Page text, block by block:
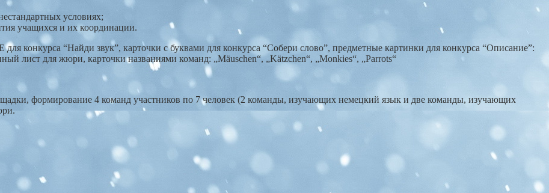
условиях;
учащихся и их координации.
для конкурса “Найди звук”, карточки с буквами для конкурса “Собери слово”, предметные картинки для конкурса “Описание”:
лист для жюри, карточки названиями команд: „Mäuschen“, „Kätzchen“, „Monkies“, „Parrots“
формирование 4 команд участников по 7 человек (2 команды, изучающих немецкий язык и две команды, изучающих